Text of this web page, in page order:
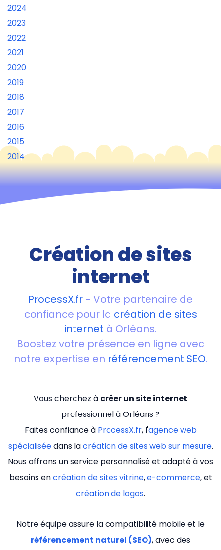
2024
2023
2022
2021
2020
2019
2018
2017
2016
2015
2014
Création de sites
internet
ProcessX.fr - Votre partenaire de
confiance pour la création de sites
internet à Orléans.
Boostez votre présence en ligne avec
notre expertise en référencement SEO.
Vous cherchez à créer un site internet
professionnel à Orléans ?
Faites confiance à ProcessX.fr, l'agence web
spécialiséedans lacréation de sites web sur mesure.
Nous offrons un service personnalisé et adapté à vos
besoins encréation de sites vitrine,e-commerce, et
création de logos.
Notre équipe assure la compatibilité mobile et le
référencement naturel (SEO), avec des